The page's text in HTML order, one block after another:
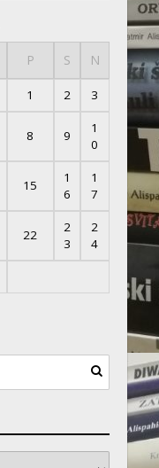
P S N
1 2 3
8 9
1
0
15
1
6
1
7
22
2
3
2
4